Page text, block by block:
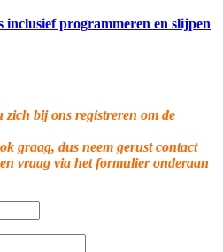
inclusief programmeren en slijpen
bij ons registreren om de
graag, dus neem gerust contact
vraag via het formulier onderaan